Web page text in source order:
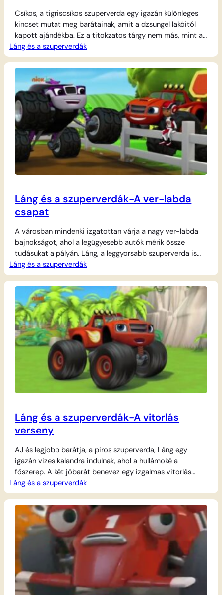
Csíkos, a tigriscsíkos szuperverda egy igazán különleges
kincset mutat meg barátainak, amit a dzsungel lakóitól
kapott ajándékba. Ez a titokzatos tárgy nem más, mint a
varázslatos dzsungel kürt. Amikor Csíkos belefúj ebbe a
kürtbe, a hangja messzire száll a fák között, és az összes
állatbarát azonnal tudja, hogy hívják őket. Láng és
csapata egy izgalmas…
Láng és a szuperverdák
Láng és a szuperverdák-A ver-labda
csapat
A városban mindenki izgatottan várja a nagy ver-labda
bajnokságot, ahol a legügyesebb autók mérik össze
tudásukat a pályán. Láng, a leggyorsabb szuperverda is
nagyon szeretne részt venni a versenyen, és megmutatni,
mire képes. Ahhoz azonban, hogy elindulhasson a kupáért,
nem elég a gyorsaság, hiszen a játékhoz egy teljes
csapatra van szükség. Láng és legjobb barátja,…
Láng és a szuperverdák
Láng és a szuperverdák-A vitorlás
verseny
AJ és legjobb barátja, a piros szuperverda, Láng egy
igazán vizes kalandra indulnak, ahol a hullámoké a
főszerep. A két jóbarát benevez egy izgalmas vitorlás
versenyre, így a kerekeket most hajótestre és vitorlára
cserélik. Ahhoz, hogy ők legyenek a leggyorsabbak a
tengeren, meg kell érteniük, hogyan mozgatja a szél a
tárgyakat, és hogyan használhatják a…
Láng és a szuperverdák